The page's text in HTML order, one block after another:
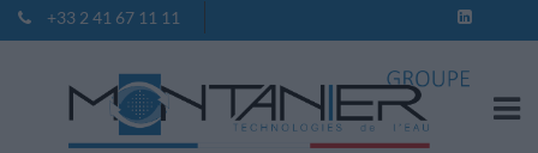
+33 2 41 67 11 11